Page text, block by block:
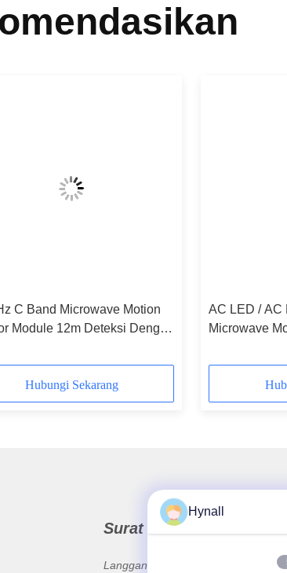
C Band Microwave Motion
Module 12m Deteksi Dengan
Hubungi Sekarang
AC LED / AC
Microwave
Edge
Surat Kabar Kami
Langganan buletin kami untuk
Hynall